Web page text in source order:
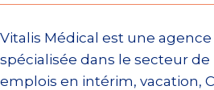
Vitalis Médical est une
spécialisée dans le secteur
emplois en intérim, vacation,